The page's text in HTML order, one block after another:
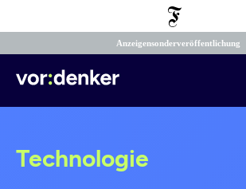
Anzeigensonderveröffentlichung
Technologie